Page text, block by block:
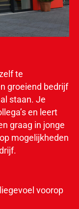
te
groeiend bedrijf
staan. Je
en leert
graag in jonge
mogelijkheden
voorop